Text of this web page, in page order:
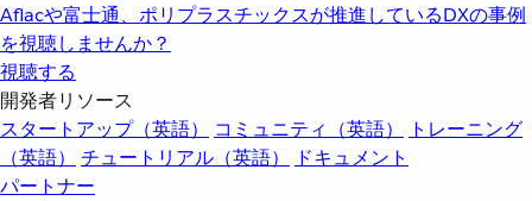
Aflacや富士通、ポリプラスチックスが推進しているDXの事例
を視聴しませんか？
視聴する
開発者リソース
スタートアップ（英語）
コミュニティ（英語）
トレーニング
（英語）
チュートリアル（英語）
ドキュメント
パートナー